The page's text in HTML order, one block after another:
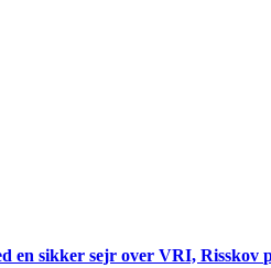
en sikker sejr over VRI, Risskov